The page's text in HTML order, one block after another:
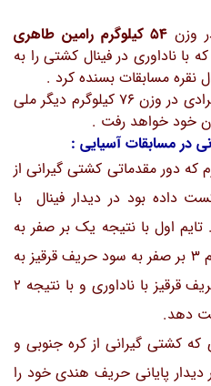
وزن 54 کیلوگرم رامین طاهری
با ناداوری در فینال کشتی را به
نقره مسابقات بسنده کرد .
گفتنی است صبح فردا مسعود مرادی در وزن 76 کیلوگرم دیگر ملی
خود خواهد رفت .
در مسابقات آسیایی :
در وزن 54 کیلوگرم که دور مقدماتی کشتی گیرانی از
داده بود در دیدار فینال با
اول با نتیجه یک بر صفر به
سود طاهری تمام شد و تایم دوم 3 بر صفر به سود حریف قرقیز به
اتمام رسید. در تایم سوم هم حریف قرقیز با ناداوری و با نتیجه 2
دهد.
بویری که کشتی گیرانی از کره جنوبی و
دیدار پایانی حریف هندی خود را